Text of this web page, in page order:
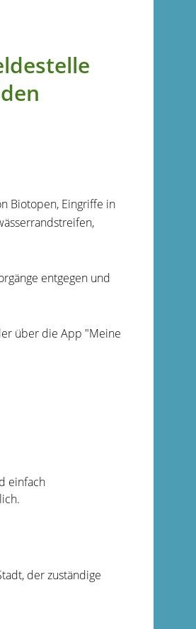
Biotopen, Eingriffe in
entgegen und
über die App "Meine
einfach
der zuständige